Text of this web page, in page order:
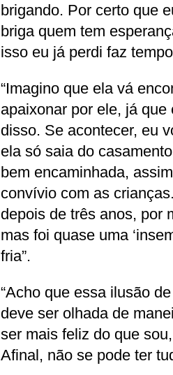
brigando. Por certo que
briga quem tem
isso eu já perdi faz
“Imagino que ela vá
apaixonar por ele, já
disso. Se acontecer, eu
ela só saia do
bem encaminhada,
convívio com as
depois de três anos, por
mas foi quase uma
fria”.
“Acho que essa ilusão
deve ser olhada de
ser mais feliz do que
Afinal, não se pode ter